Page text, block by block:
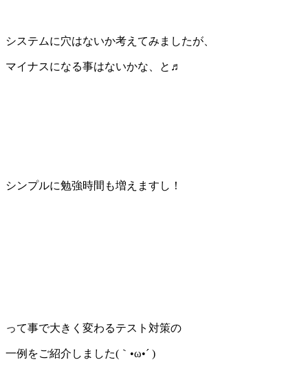
システムに穴はないか考えてみましたが、
マイナスになる事はないかな、と♬
シンプルに勉強時間も増えますし！
って事で大きく変わるテスト対策の
一例をご紹介しました(｀•ω•´ )